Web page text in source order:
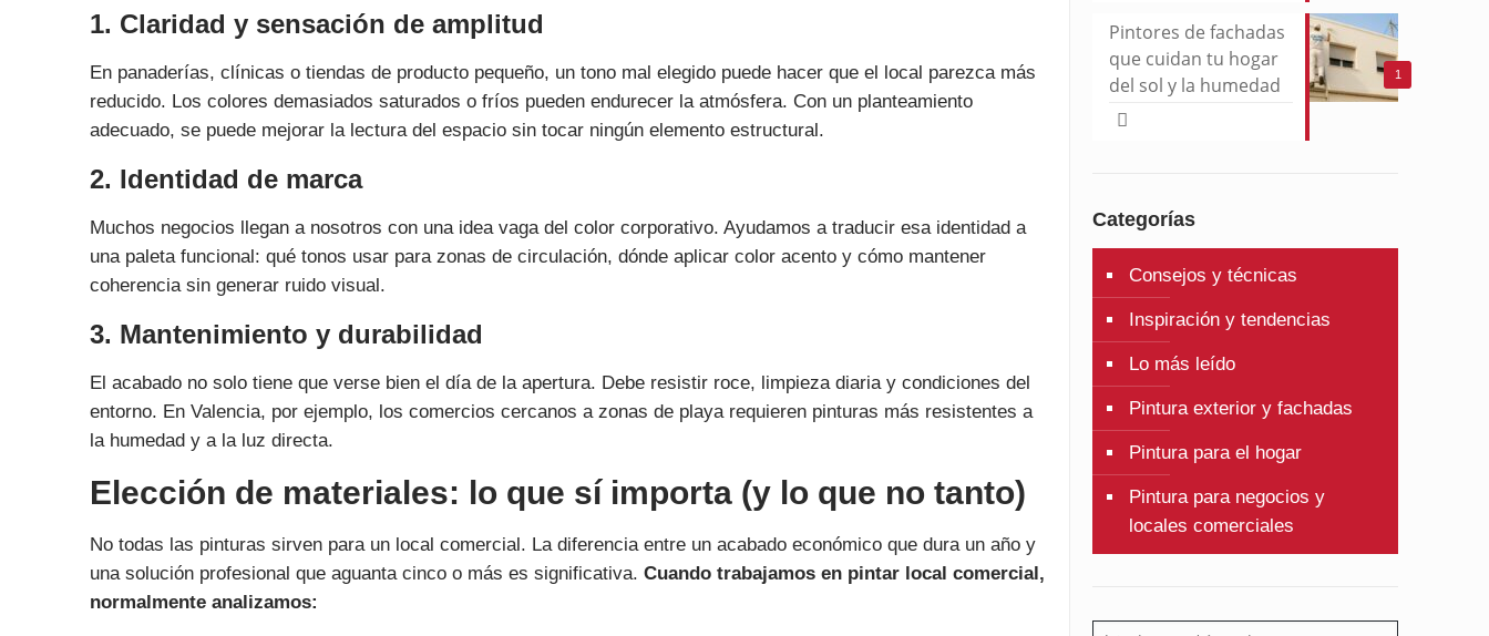
1. Claridad y sensación de amplitud
En panaderías, clínicas o tiendas de producto pequeño, un tono mal elegido puede hacer que el local parezca más
reducido. Los colores demasiados saturados o fríos pueden endurecer la atmósfera. Con un planteamiento
adecuado, se puede mejorar la lectura del espacio sin tocar ningún elemento estructural.
2. Identidad de marca
Muchos negocios llegan a nosotros con una idea vaga del color corporativo. Ayudamos a traducir esa identidad a
una paleta funcional: qué tonos usar para zonas de circulación, dónde aplicar color acento y cómo mantener
coherencia sin generar ruido visual.
3. Mantenimiento y durabilidad
El acabado no solo tiene que verse bien el día de la apertura. Debe resistir roce, limpieza diaria y condiciones del
entorno. En Valencia, por ejemplo, los comercios cercanos a zonas de playa requieren pinturas más resistentes a
la humedad y a la luz directa.
Elección de materiales: lo que sí importa (y lo que no tanto)
No todas las pinturas sirven para un local comercial. La diferencia entre un acabado económico que dura un año y
una solución profesional que aguanta cinco o más es significativa. Cuando trabajamos en pintar local comercial,
normalmente analizamos:
1
Pintores de fachadas
que cuidan tu hogar
del sol y la humedad
Categorías
Consejos y técnicas
Inspiración y tendencias
Lo más leído
Pintura exterior y fachadas
Pintura para el hogar
Pintura para negocios y
locales comerciales